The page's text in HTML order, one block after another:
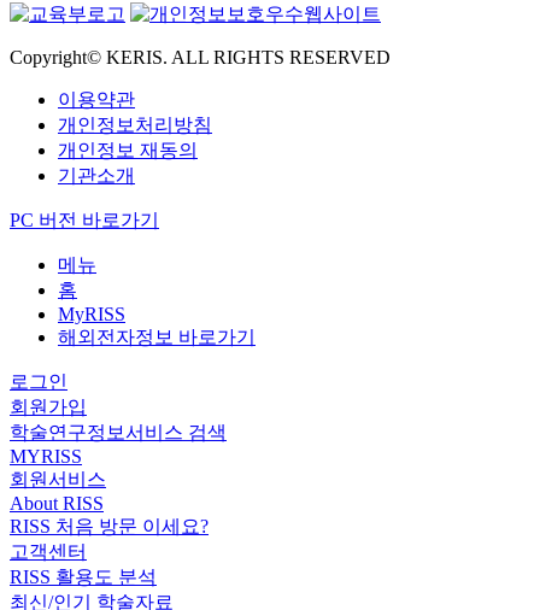
Copyright© KERIS. ALL RIGHTS RESERVED
이용약관
개인정보처리방침
개인정보 재동의
기관소개
PC 버전 바로가기
메뉴
홈
MyRISS
해외전자정보 바로가기
로그인
회원가입
학술연구정보서비스 검색
MYRISS
회원서비스
About RISS
RISS 처음 방문 이세요?
고객센터
RISS 활용도 분석
최신/인기 학술자료